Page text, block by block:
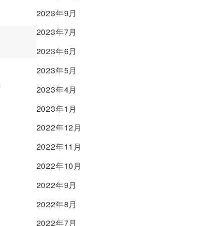
2023年9月
2023年7月
2023年6月
2023年5月
2023年4月
2023年1月
2022年12月
2022年11月
2022年10月
2022年9月
2022年8月
2022年7月